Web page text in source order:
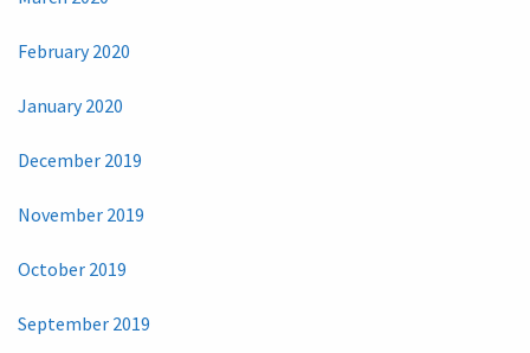
February 2020
January 2020
December 2019
November 2019
October 2019
September 2019